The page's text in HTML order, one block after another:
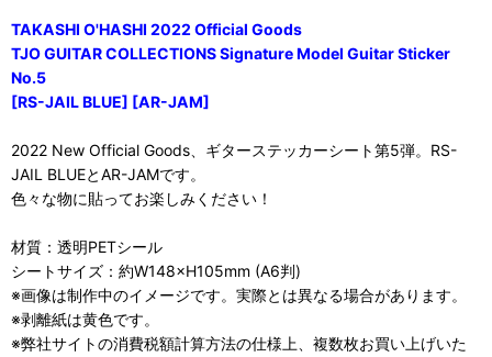
TAKASHI O'HASHI 2022 Official Goods
TJO GUITAR COLLECTIONS Signature Model Guitar Sticker
No.5
[RS-JAIL BLUE] [AR-JAM]
2022 New Official Goods、ギターステッカーシート第5弾。RS-
JAIL BLUEとAR-JAMです。
色々な物に貼ってお楽しみください！
材質：透明PETシール
シートサイズ：約W148×H105mm (A6判)
※画像は制作中のイメージです。実際とは異なる場合があります。
※剥離紙は黄色です。
※弊社サイトの消費税額計算方法の仕様上、複数枚お買い上げいた